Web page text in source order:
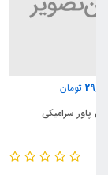
25,000
سوکت مادگی پاور